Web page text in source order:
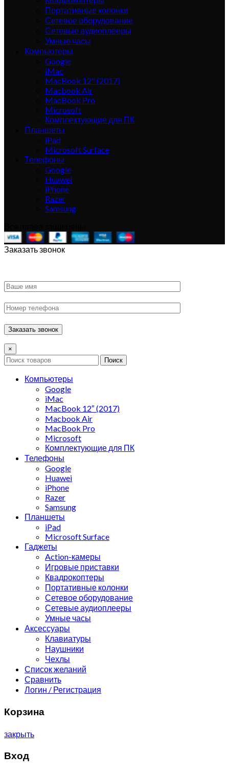
Портативные колонки
Сетевое оборудование
Сетевые аудиоплееры
Умные часы
Компьютеры
Google
iMac
MacBook 12" (2017)
Macbook Air
MacBook Pro
Microsoft
Комплектующие для ПК
Планшеты
iPad
Microsoft Surface
Телефоны
Google
Huawei
iPhone
Razer
Samsung
Заказать звонок
×
Поиск
Компьютеры
Google
iMac
MacBook 12″ (2017)
Macbook Air
MacBook Pro
Microsoft
Комплектующие для ПК
Телефоны
Google
Huawei
iPhone
Razer
Samsung
Планшеты
iPad
Microsoft Surface
Гаджеты
Action-камеры
Игровые приставки
Квадрокоптеры
Портативные колонки
Сетевое оборудование
Сетевые аудиоплееры
Умные часы
Аксессуары
Клавиатуры
Наушники
Чехлы
Список желаний
Сравнить
Логин / Регистрация
Корзина
закрыть
Вход